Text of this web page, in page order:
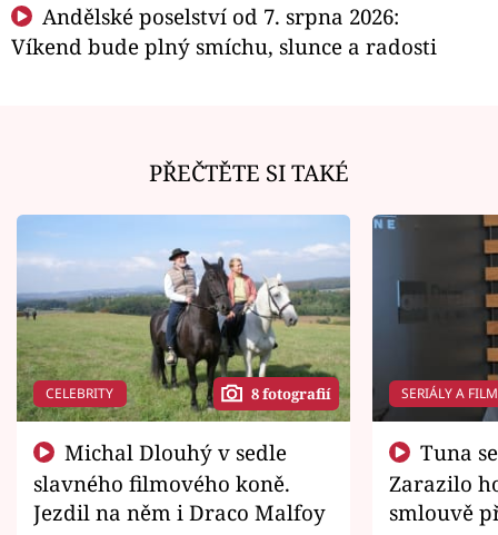
Andělské poselství od 7. srpna 2026:
Víkend bude plný smíchu, slunce a radosti
PŘEČTĚTE SI TAKÉ
CELEBRITY 8 fotografií
slavného filmového koně.
Jezdil na něm i Draco Malfoy
SERIÁLY A
Zarazilo
smlouvě